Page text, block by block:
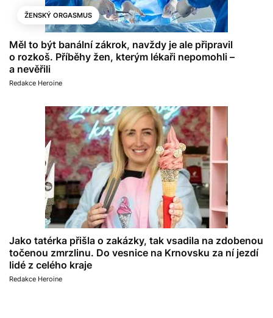
ŽENSKÝ ORGASMUS
Měl to být banální zákrok, navždy je ale připravil
o rozkoš. Příběhy žen, kterým lékaři nepomohli –
a nevěřili
Redakce Heroine
Jako tatérka přišla o zakázky, tak vsadila na zdobenou
točenou zmrzlinu. Do vesnice na Krnovsku za ní jezdí
lidé z celého kraje
Redakce Heroine